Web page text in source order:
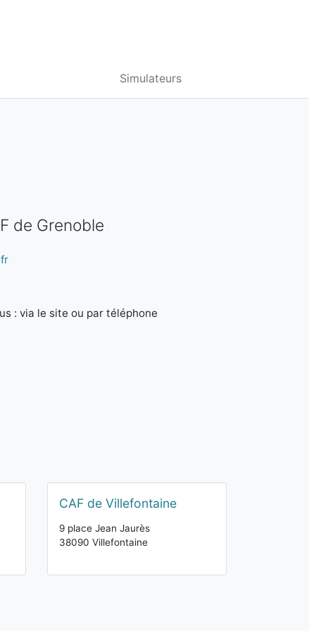
Simulateurs
de Grenoble
: via le site ou par téléphone
CAF de Villefontaine
9 place Jean Jaurès
38090 Villefontaine